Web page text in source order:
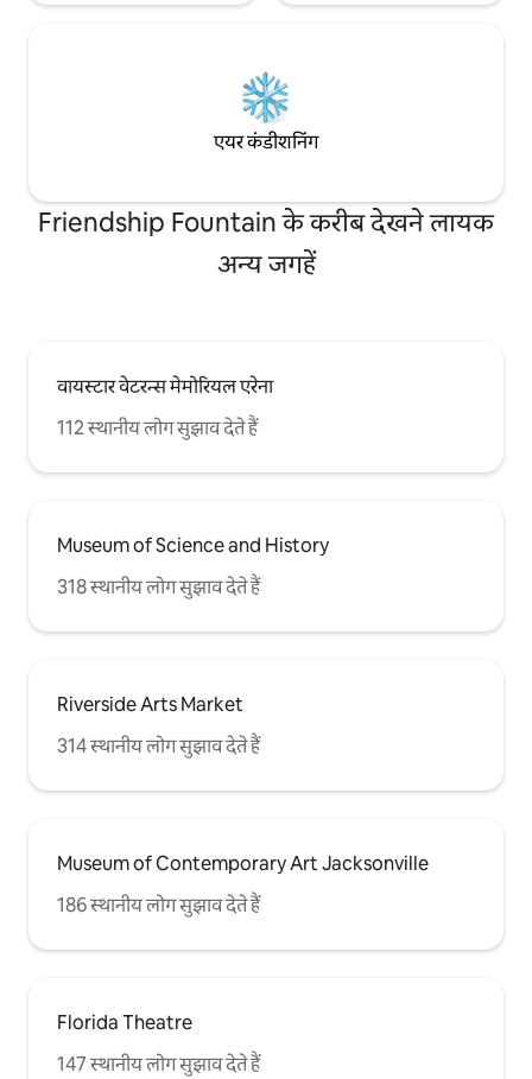
एयर कंडीशनिंग
Friendship Fountain के करीब देखने लायक
अन्य जगहें
वायस्टार वेटरन्स मेमोरियल एरेना
112 स्थानीय लोग सुझाव देते हैं
Museum of Science and History
318 स्थानीय लोग सुझाव देते हैं
Riverside Arts Market
314 स्थानीय लोग सुझाव देते हैं
Museum of Contemporary Art Jacksonville
186 स्थानीय लोग सुझाव देते हैं
Florida Theatre
147 स्थानीय लोग सुझाव देते हैं